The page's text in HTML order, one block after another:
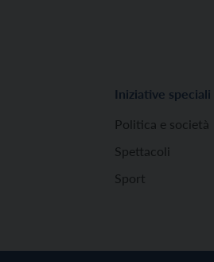
Iniziative speciali
Politica e società
Spettacoli
Sport